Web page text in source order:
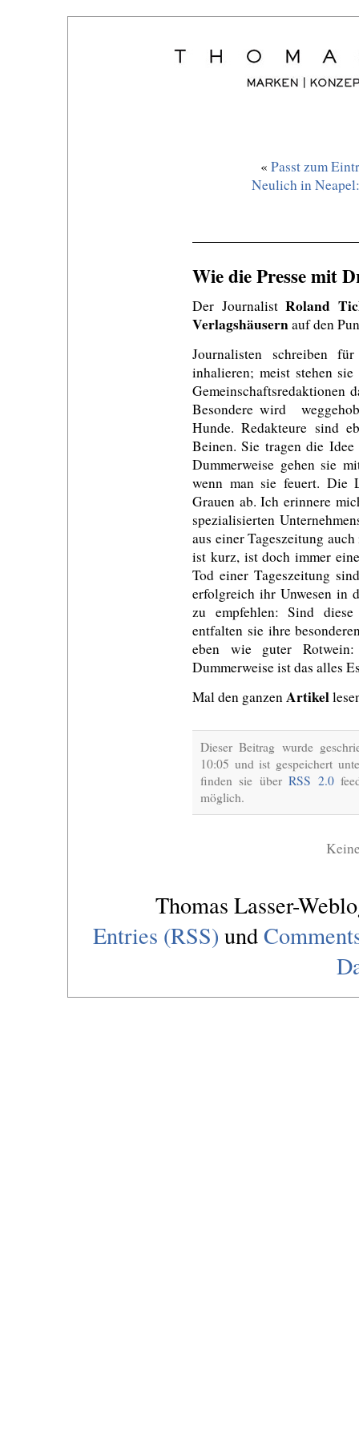
« Passt zum
Neulich in
Wie die Presse mit
Der Journalist Roland
Verlagshäusernauf den
Journalisten schreiben
inhalieren; meist stehen
Gemeinschaftsredaktionen
Besondere wird
Hunde. Redakteure sind
Beinen. Sie tragen die
Dummerweise gehen sie
wenn man sie feuert. Die
Grauen ab. Ich erinnere
spezialisierten
aus einer Tageszeitung
ist kurz, ist doch immer
Tod einer Tageszeitung
erfolgreich ihr Unwesen in
zu empfehlen: Sind
entfalten sie ihre
eben wie guter
Dummerweise ist das alles
Mal den ganzenArtikel
Dieser Beitrag wurde
10:05 und ist gespeichert
finden sie überRSS 2.0
möglich.
Thomas Lasser-
Entries (RSS) und